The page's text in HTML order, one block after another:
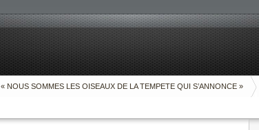
« NOUS SOMMES LES OISEAUX DE LA TEMPETE QUI S’ANNONCE »